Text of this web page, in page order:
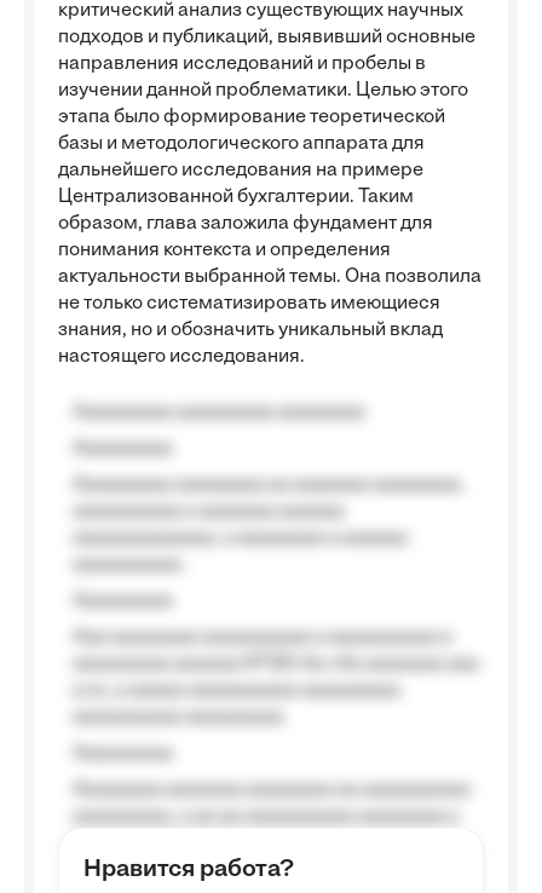
критический анализ существующих научных
подходов и публикаций, выявивший основные
направления исследований и пробелы в
изучении данной проблематики. Целью этого
этапа было формирование теоретической
базы и методологического аппарата для
дальнейшего исследования на примере
Централизованной бухгалтерии. Таким
образом, глава заложила фундамент для
понимания контекста и определения
актуальности выбранной темы. Она позволила
не только систематизировать имеющиеся
знания, но и обозначить уникальный вклад
настоящего исследования.
Aaaaaaaaa
Нравится работа?